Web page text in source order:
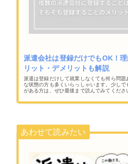
派遣会社は登録だけでもOK！
リット・デメリットも解説
派遣は登録だけして就業しなくても何ら問題
な状態の方も多くいらっしゃいます。少しで
がある方は、ぜひ最後まで読んでみてくださ